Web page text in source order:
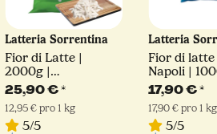
Latteria Sorrentina
Fior di Latte |
2000g |
geschnitten -
Julienne Schnitt |
Latteria Sorrentina
25,90 €*
12,95 € pro 1 kg
5/5
Latteria
Fior di latte
Napoli |
Kugel am
Latteria
17,90 €*
17,90 € pro 1 kg
5/5